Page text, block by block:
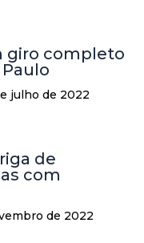
giro completo
julho de 2022
de
com
de 2022